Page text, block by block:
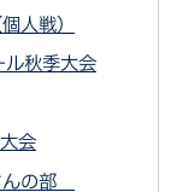
人戦）
ル秋季大会
会
んの部